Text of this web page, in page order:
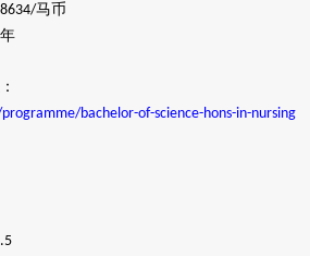
马币
年
bachelor-of-science-hons-in-nursing